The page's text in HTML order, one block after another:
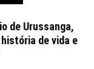
de Urussanga,
de vida e